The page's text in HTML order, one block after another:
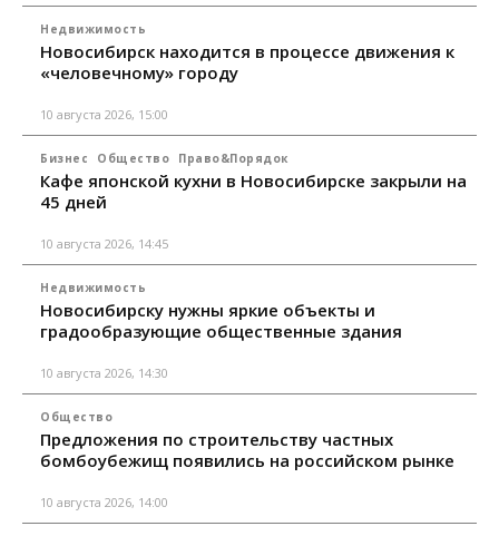
Недвижимость
Новосибирск находится в процессе движения к
«человечному» городу
10 августа 2026, 15:00
Бизнес Общество Право&Порядок
Кафе японской кухни в Новосибирске закрыли на
45 дней
10 августа 2026, 14:45
Недвижимость
Новосибирску нужны яркие объекты и
градообразующие общественные здания
10 августа 2026, 14:30
Общество
Предложения по строительству частных
бомбоубежищ появились на российском рынке
10 августа 2026, 14:00